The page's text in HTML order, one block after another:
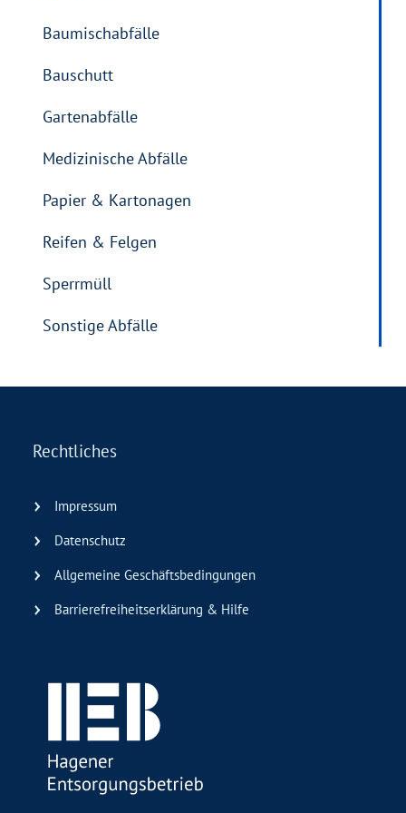
Baumischabfälle
Bauschutt
Gartenabfälle
Medizinische Abfälle
Papier & Kartonagen
Reifen & Felgen
Sperrmüll
Sonstige Abfälle
Rechtliches
Impressum
Datenschutz
Allgemeine Geschäftsbedingungen
Barrierefreiheitserklärung & Hilfe